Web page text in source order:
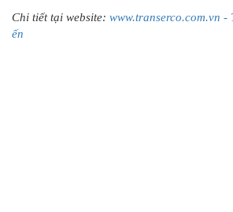
Chi tiết tại website: www.transerco.com.vn
ến